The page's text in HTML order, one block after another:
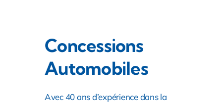
Concessions
Automobiles
Avec 40 ans d’expérience dans la